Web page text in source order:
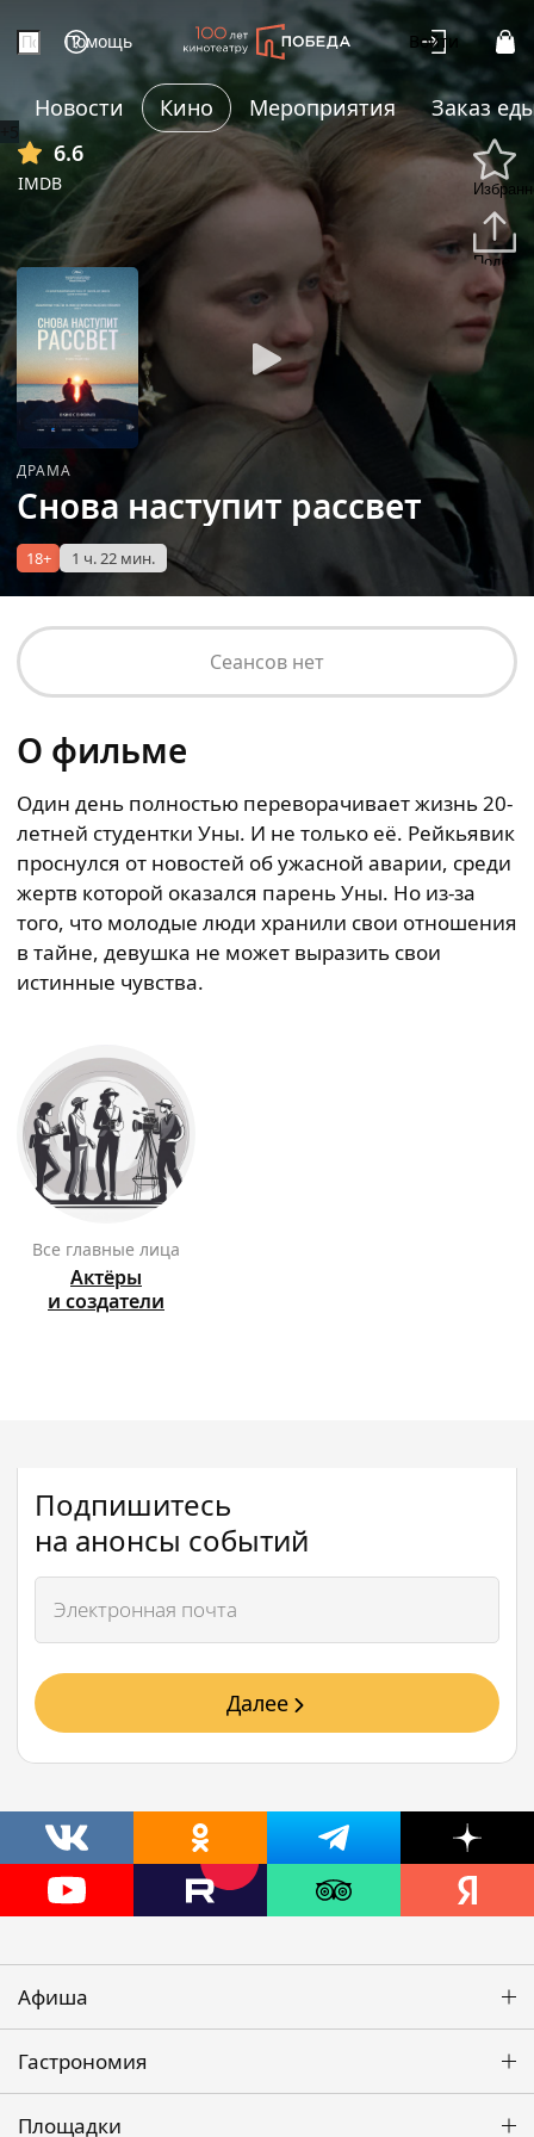
Помощь Войти
Новости Кино Мероприятия
Заказ
6.6
IMDB
ДРАМА
Снова наступит рассвет
18+ 1 ч. 22 мин.
Сеансов нет
О фильме
Один день полностью переворачивает жизнь 20-
летней студентки Уны. И не только её. Рейкьявик
проснулся от новостей об ужасной аварии, среди
жертв которой оказался парень Уны. Но из-за
того, что молодые люди хранили свои отношения
в тайне, девушка не может выразить свои
истинные чувства.
Все главные лица
Актёры
и создатели
Подпишитесь
на анонсы событий
Далее
Афиша
Гастрономия
Площадки